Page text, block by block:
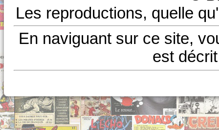
Les reproductions, quelle
En naviguant sur ce site,
est